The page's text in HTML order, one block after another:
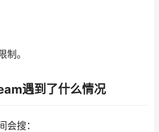
制。
遇到了什么情况
会搜：